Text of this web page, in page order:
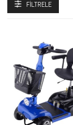
FILTRELE